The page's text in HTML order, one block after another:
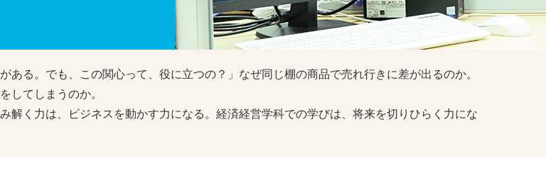
ある。でも、この関心って、役に立つの？」なぜ同じ棚の商品で売れ行きに差が出るのか。
してしまうのか。
解く力は、ビジネスを動かす力になる。経済経営学科での学びは、将来を切りひらく力にな